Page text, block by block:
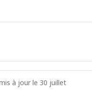
à jour le 30 juillet